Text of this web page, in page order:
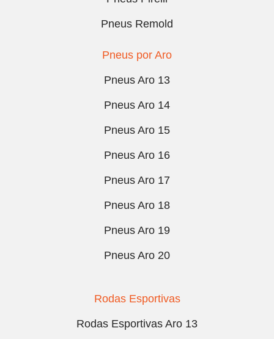
Pneus Remold
Pneus por Aro
Pneus Aro 13
Pneus Aro 14
Pneus Aro 15
Pneus Aro 16
Pneus Aro 17
Pneus Aro 18
Pneus Aro 19
Pneus Aro 20
Rodas Esportivas
Rodas Esportivas Aro 13